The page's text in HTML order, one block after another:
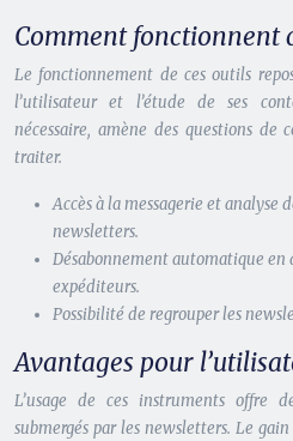
Comment fonctionnent
Le fonctionnement de ces outils
l’utilisateur et l’étude de ses
nécessaire, amène des questions
traiter.
Accès à la messagerie et analyse
newsletters.
Désabonnement automatique en
expéditeurs.
Possibilité de regrouper les
Avantages pour
L’usage de ces instruments offre
submergés par les newsletters. Le